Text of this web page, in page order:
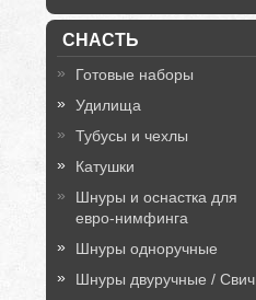
СНАСТЬ
Готовые наборы
Удилища
Тубусы и чехлы
Катушки
Шнуры и оснастка для
евро-нимфинга
Шнуры одноручные
Шнуры двуручные / Свич